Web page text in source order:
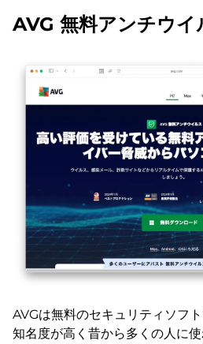
AVG 無料アンチウイ
AVGは無料のセキュリティソフ
知名度が高く昔から多くの人に